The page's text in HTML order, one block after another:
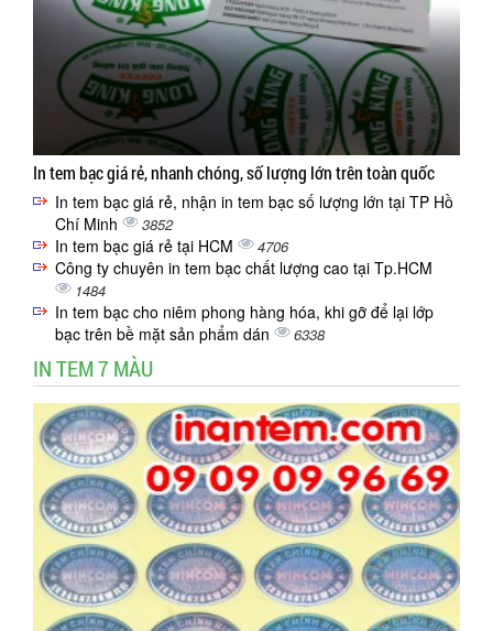
In tem bạc giá rẻ, nhanh chóng, số lượng lớn trên toàn quốc
In tem bạc giá rẻ, nhận in tem bạc số lượng lớn tại TP Hồ
Chí Minh
3852
In tem bạc giá rẻ tại HCM 4706
Công ty chuyên in tem bạc chất lượng cao tại Tp.HCM
1484
In tem bạc cho niêm phong hàng hóa, khi gỡ để lại lớp
bạc trên bề mặt sản phẩm dán
6338
IN TEM 7 MÀU